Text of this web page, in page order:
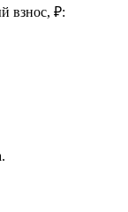
взнос, ₽: